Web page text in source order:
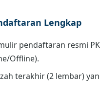
Lengkap
pendaftaran resmi
Offline).
terakhir (2 lembar)